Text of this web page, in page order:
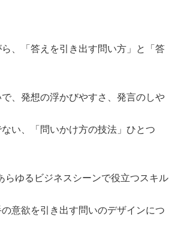
、「答えを引き出す問い方」と「答
、発想の浮かびやすさ、発言のしや
い、「問いかけ方の技法」ひとつ
ゆるビジネスシーンで役立つスキル
意欲を引き出す問いのデザインにつ